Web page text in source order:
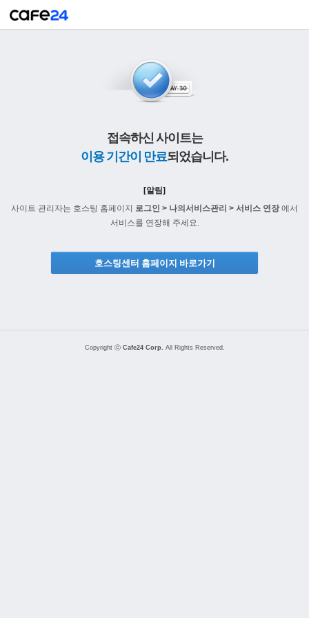
접속하신 사이트는
이용 기간이 만료되었습니다.
[알림]
사이트 관리자는 호스팅 홈페이지 로그인 > 나의서비스관리 > 서비스 연장에서
서비스를 연장해 주세요.
호스팅센터 홈페이지 바로가기
Copyright ⓒ Cafe24 Corp. All Rights Reserved.